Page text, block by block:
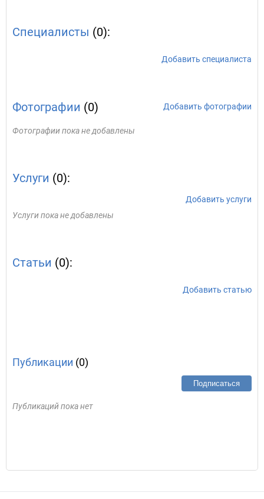
Специалисты (0):
Добавить специалиста
Фотографии (0) Добавить фотографии
Фотографии пока не добавлены
Услуги (0):
Добавить услуги
Услуги пока не добавлены
Статьи (0):
Добавить статью
Публикации (0)
Подписаться
Публикаций пока нет